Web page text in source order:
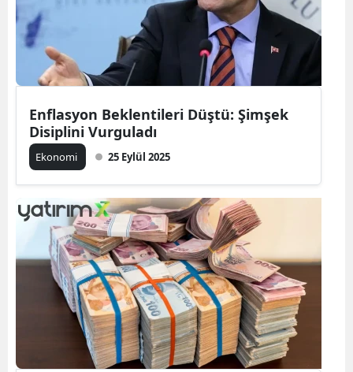
Enflasyon Beklentileri Düştü: Şimşek
Disiplini Vurguladı
Ekonomi 25 Eylül 2025